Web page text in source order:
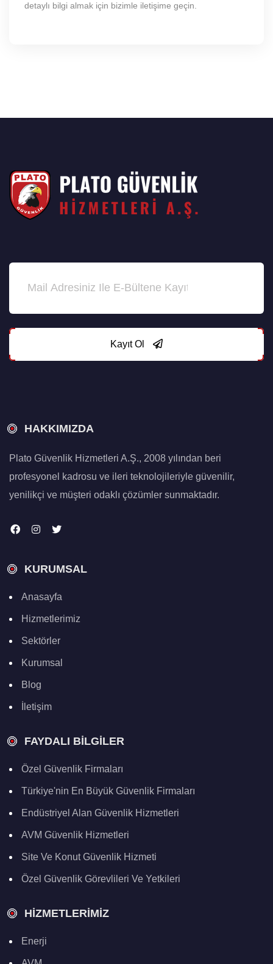
detaylı bilgi almak için bizimle iletişime geçin.
Kayıt Ol
HAKKIMIZDA
Plato Güvenlik Hizmetleri A.Ş., 2008 yılından beri
profesyonel kadrosu ve ileri teknolojileriyle güvenilir,
yenilikçi ve müşteri odaklı çözümler sunmaktadır.
KURUMSAL
Anasayfa
Hizmetlerimiz
Sektörler
Kurumsal
Blog
İletişim
FAYDALI BILGILER
Özel Güvenlik Firmaları
Türkiye'nin En Büyük Güvenlik Firmaları
Endüstriyel Alan Güvenlik Hizmetleri
AVM Güvenlik Hizmetleri
Site Ve Konut Güvenlik Hizmeti
Özel Güvenlik Görevlileri Ve Yetkileri
HIZMETLERIMIZ
Enerji